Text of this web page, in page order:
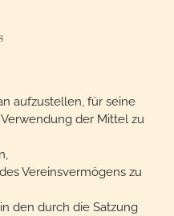
aufzustellen, für seine
der Mittel zu
Vereinsvermögens zu
den durch die Satzung